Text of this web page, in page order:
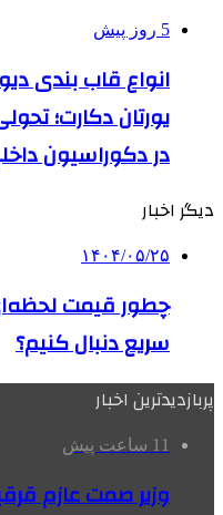
5 روز پیش
انواع قاب بندی
یورتان دکارت؛
در دکوراسیون
دیگر اخبار
۱۴۰۴/۰۵/۲۵
چطور قیمت
سریع دنبال کنیم؟
پربازدیدترین اخبار
11 ساعت پیش
وزیر صمت عازم